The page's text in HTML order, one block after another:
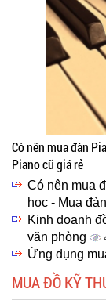
Có nên mua đàn
Piano cũ giá rẻ
Có nên mua
học - Mua
Kinh doanh
văn phòng
Ứng dụng
MUA ĐỒ KỸ